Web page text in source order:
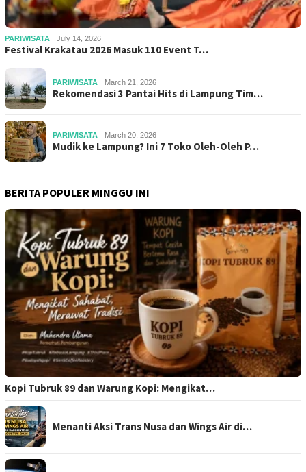
PARIWISATA July 14, 2026
Festival Krakatau 2026 Masuk 110 Event T…
PARIWISATA March 21, 2026
Rekomendasi 3 Pantai Hits di Lampung Tim…
PARIWISATA March 20, 2026
Mudik ke Lampung? Ini 7 Toko Oleh-Oleh P…
BERITA POPULER MINGGU INI
Kopi Tubruk 89 dan Warung Kopi: Mengikat…
Menanti Aksi Trans Nusa dan Wings Air di…